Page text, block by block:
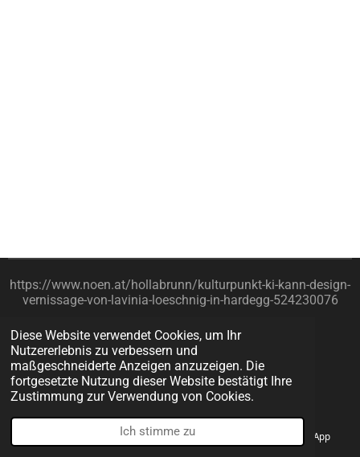
Diese Website verwendet Cookies, um Ihr
Nutzererlebnis zu verbessern und
maßgeschneiderte Anzeigen anzuzeigen. Die
fortgesetzte Nutzung dieser Website bestätigt Ihre
Zustimmung zur Verwendung von Cookies.
Ich stimme zu
https://www.noen.at/hollabrunn/kulturpunkt-ki-kann-design-
vernissage-von-lavinia-loeschnig-in-hardegg-524230076
Impressum
© 2022 - 2026 DESIRE.DESIGN
Mit Unterstützung vonWebador
Telefon WhatsApp